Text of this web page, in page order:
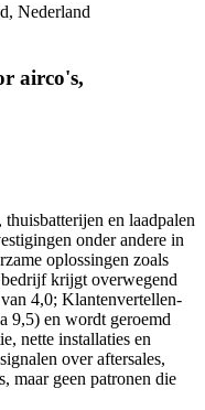
Nederland
airco's,
en laadpalen
onder andere in
oplossingen zoals
bedrijf krijgt overwegend
4,0; Klantenvertellen-
9,5) en wordt geroemd
nette installaties en
over aftersales,
maar geen patronen die